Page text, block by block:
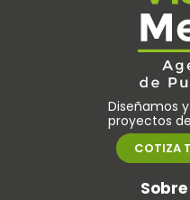
Diseñamos
proyectos
COTIZA